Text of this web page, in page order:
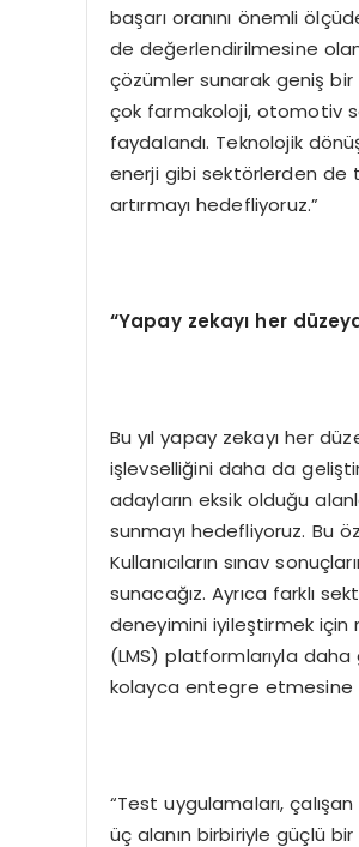
başarı oranını önemli
de değerlendirilmesine
çözümler sunarak geniş
çok farmakoloji, otomotiv
faydalandı. Teknolojik
enerji gibi sektörlerden de
artırmayı hedefliyoruz.”
“Yapay zekayı her dü
Bu yıl yapay zekayı her
işlevselliğini daha da
adayların eksik olduğu
sunmayı hedefliyoruz. Bu
Kullanıcıların sınav
sunacağız. Ayrıca farklı
deneyimini iyileştirmek için
(LMS) platformlarıyla daha
kolayca entegre etmesine
“Test uygulamaları,
üç alanın birbiriyle güçlü